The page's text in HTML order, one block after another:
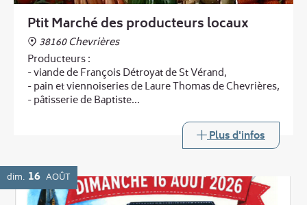
Ptit Marché des producteurs locaux
38160 Chevrières
Producteurs :
- viande de François Détroyat de St Vérand,
- pain et viennoiseries de Laure Thomas de Chevrières,
- pâtisserie de Baptiste
- légumes de Laurent Boucheny de Murinais
Buvette
Plus d'infos
dim. 16 AOÛT